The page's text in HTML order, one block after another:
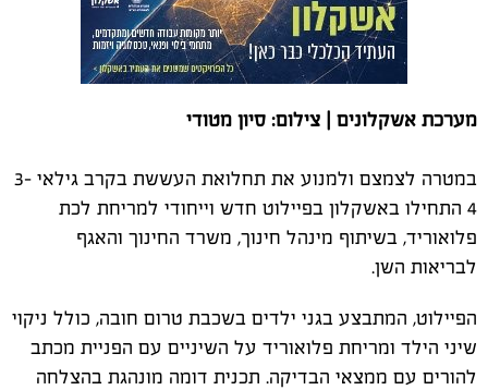
מערכת אשקלונים | צילום: סיון מטודי
במטרה לצמצם ולמנוע את תחלואת העששת בקרב גילאי 3-
4 התחילו באשקלון בפיילוט חדש וייחודי למריחת לכת
פלואוריד, בשיתוף מינהל חינוך, משרד החינוך והאגף
לבריאות השן.
הפיילוט, המתבצע בגני ילדים בשכבת טרום חובה, כולל ניקוי
שיני הילד ומריחת פלואוריד על השיניים עם הפניית מכתב
להורים עם ממצאי הבדיקה. תכנית דומה מונהגת בהצלחה